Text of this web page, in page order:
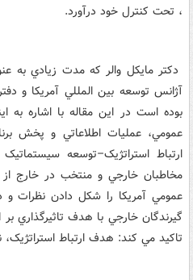
، تحت کنترل خود درآورد.
دکتر مايکل والر که مدت زيادي به
آژانس توسعه بين المللي آمريکا و
بوده است در اين مقاله با اشاره به
عمومي، عمليات اطلاعاتي و پخش
ارتباط استراتژيک–توسعه
مخاطبان خارجي و منتخب در خارج
عمومي آمريکا را شکل دادن نظرات و
گيرندگان خارجي با هدف تاثيرگذاري
تاکيد مي کند: هدف ارتباط استراتژيک،